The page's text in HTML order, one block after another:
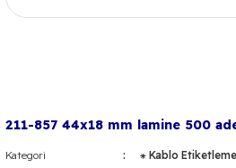
211-857 44x18 mm lamine 500
Kategori
⁕ Kablo Etiketleme